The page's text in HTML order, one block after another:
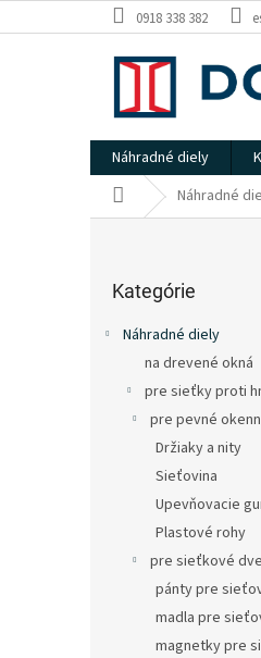
na
0918 338 382
Náhradné diely
DomovNáhradné
kategórie
Kategórie
Náhradné diely
na drevené okná
pre sieťky proti
pre pevné
Držiaky a nity
Sieťovina
Upevňovacie
Plastové rohy
pre sieťkové
pánty pre
madla pre
magnetky pre